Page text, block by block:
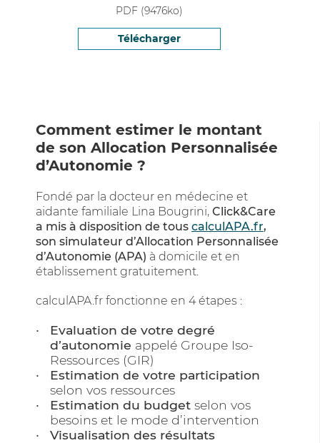
PDF (9476ko)
Télécharger
Comment estimer le montant
de son Allocation Personnalisée
d’Autonomie ?
Fondé par la docteur en médecine et
aidante familiale Lina Bougrini, Click&Care
a mis à disposition de tous calculAPA.fr,
son simulateur d’Allocation Personnalisée
d’Autonomie (APA) à domicile et en
établissement gratuitement.
calculAPA.fr fonctionne en 4 étapes :
Evaluation de votre degré
d’autonomie appelé Groupe Iso-
Ressources (GIR)
Estimation de votre participation
selon vos ressources
Estimation du budget selon vos
besoins et le mode d’intervention
Visualisation des résultats